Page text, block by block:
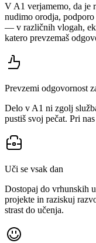
V A1 verjamemo, da je
nudimo orodja,
— v različnih vlogah,
katero prevzemaš
Prevzemi odgovornost
Delo v A1 ni zgolj
pustiš svoj pečat. Pri
Uči se vsak dan
Dostopaj do vrhunskih
projekte in raziskuj
strast do učenja.